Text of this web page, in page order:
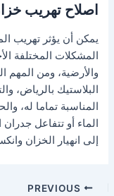
اصلاح تهريب
يمكن أن يؤثر تهريب
المشكلات المختلفة
والأرضية، ومن المهم
البلاستيك بالرياض،
المناسبة تماما له،
الماء أو تتفاعل
إلى انهيار الخزان
Post